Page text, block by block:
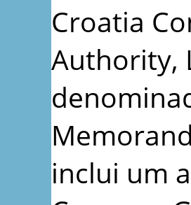
Croatia
Authority,
inclui um